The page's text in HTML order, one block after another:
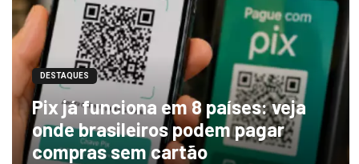
DESTAQUES
Pix já funciona em 8 países: veja
onde brasileiros podem pagar
compras sem cartão